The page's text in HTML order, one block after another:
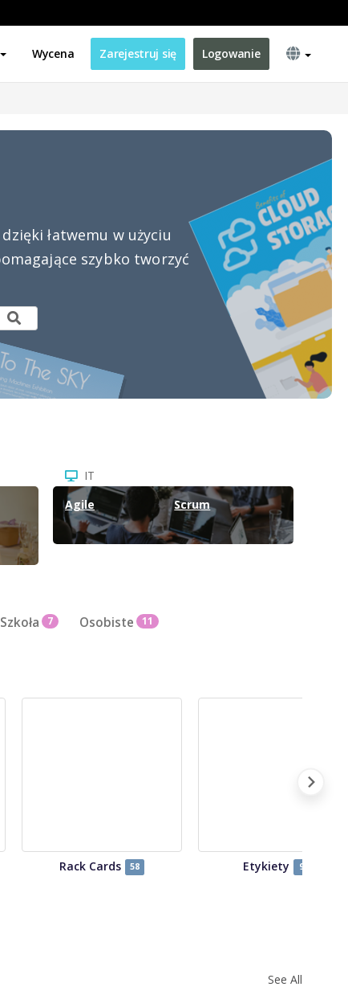
Wycena Zarejestruj się Logowanie
łatwemu w użyciu
szybko tworzyć
IT
Agile
Scrum
Szkoła 7 Osobiste 11
Rack Cards 58 Etykiety 92
See All